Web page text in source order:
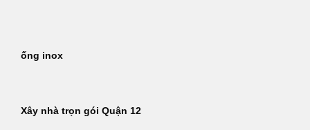
dungống inox
Xây nhà trọn gói Quận 12